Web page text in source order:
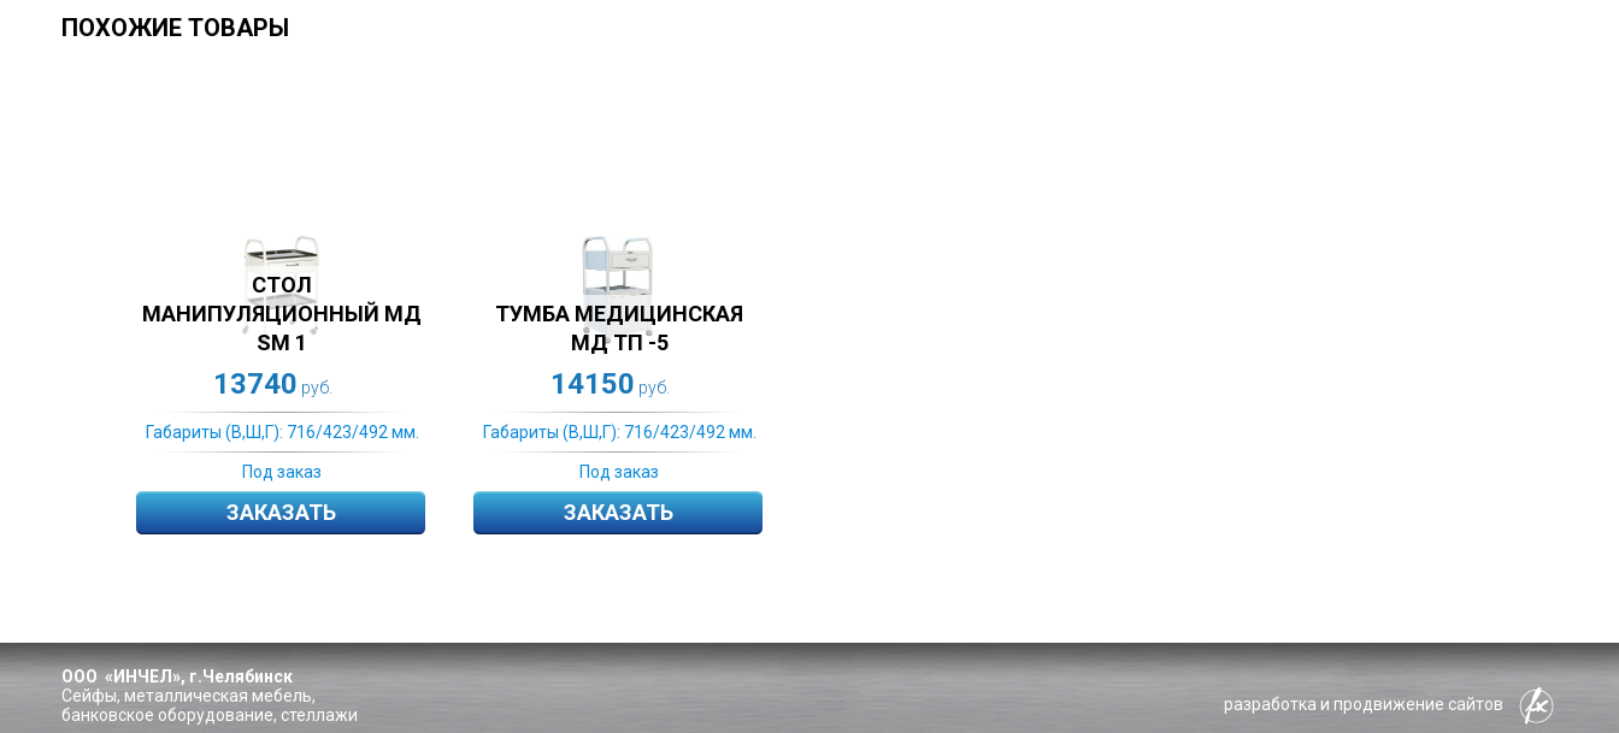
ПОХОЖИЕ ТОВАРЫ
СТОЛ
МАНИПУЛЯЦИОННЫЙ МД
SM 1
13740 руб.
Габариты (В,Ш,Г): 716/423/492 мм.
Под заказ
ЗАКАЗАТЬ
ТУМБА МЕДИЦИНСКАЯ
МД ТП -5
14150 руб.
Габариты (В,Ш,Г): 716/423/492 мм.
Под заказ
ЗАКАЗАТЬ
ООО «ИНЧЕЛ», г.Челябинск
Сейфы, металлическая мебель,
банковское оборудование, стеллажи
разработка и продвижение сайтов